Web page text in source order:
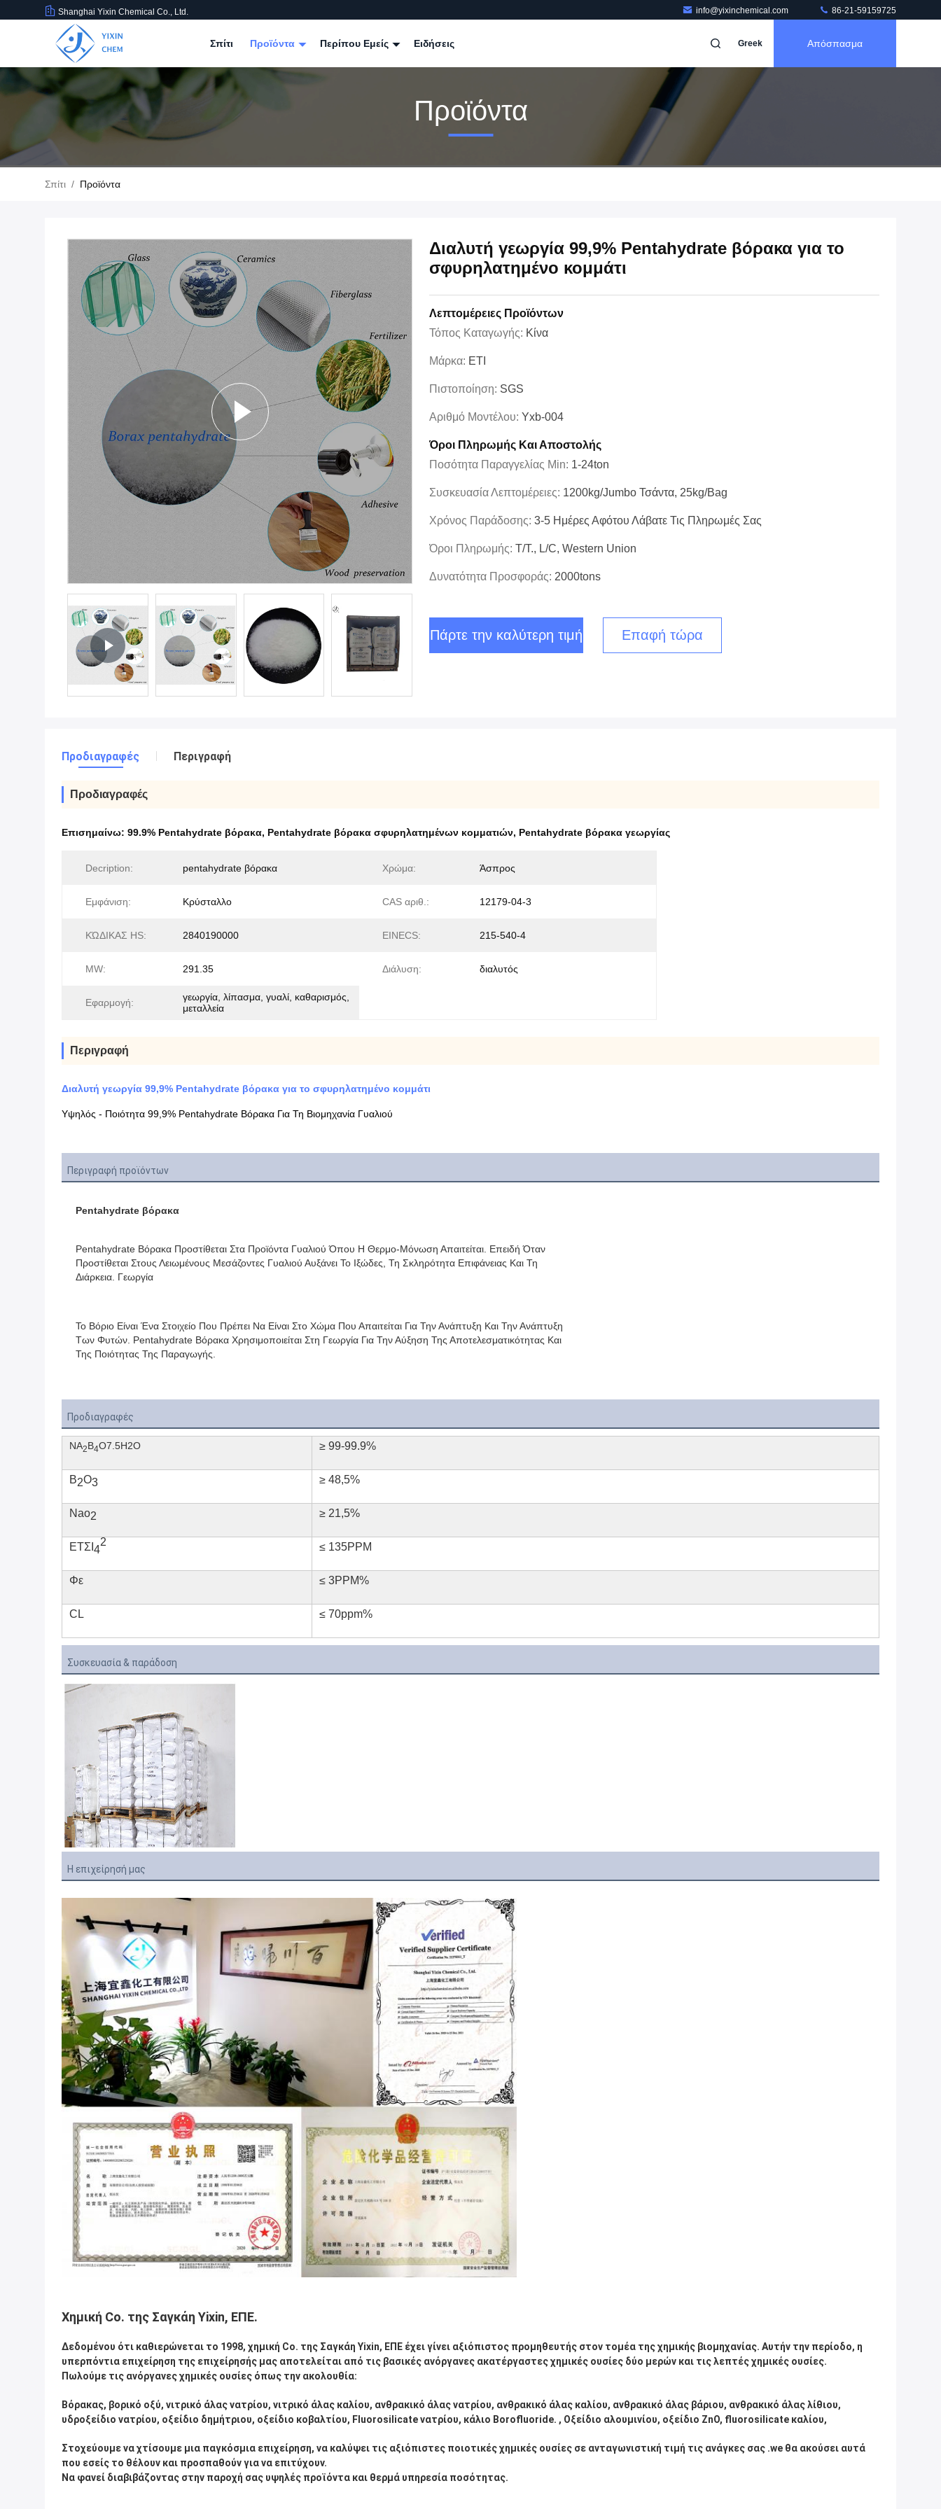
Shanghai Yixin Chemical Co., Ltd. info@yixinchemical.com 86-21-59159725
Σπίτι Προϊόντα Περίπου Εμείς Ειδήσεις Greek Απόσπασμα
Προϊόντα
Σπίτι / Προϊόντα
Διαλυτή γεωργία 99,9% Pentahydrate βόρακα για το
σφυρηλατημένο κομμάτι
Λεπτομέρειες Προϊόντων
Τόπος Καταγωγής: Κίνα
Μάρκα: ETI
Πιστοποίηση: SGS
Αριθμό Μοντέλου: Yxb-004
Όροι Πληρωμής Και Αποστολής
Ποσότητα Παραγγελίας Min: 1-24ton
Συσκευασία Λεπτομέρειες: 1200kg/jumbo Τσάντα, 25kg/bag
Χρόνος Παράδοσης: 3-5 Ημέρες Αφότου Λάβατε Τις Πληρωμές Σας
Όροι Πληρωμής: T/T., L/C, Western Union
Δυνατότητα Προσφοράς: 2000tons
Πάρτε την καλύτερη τιμή Επαφή τώρα
Προδιαγραφές Περιγραφή
Προδιαγραφές
Επισημαίνω: 99.9% Pentahydrate βόρακα, Pentahydrate βόρακα σφυρηλατημένων κομματιών, Pentahydrate βόρακα γεωργίας
Decription: pentahydrate βόρακα Χρώμα: Άσπρος
Εμφάνιση: Κρύσταλλο CAS αριθ.: 12179-04-3
ΚΏΔΙΚΑΣ HS: 2840190000 EINECS: 215-540-4
MW: 291.35 Διάλυση: διαλυτός
Εφαρμογή:
γεωργία, λίπασμα, γυαλί, καθαρισμός,
μεταλλεία
Περιγραφή
Διαλυτή γεωργία 99,9% Pentahydrate βόρακα για το σφυρηλατημένο κομμάτι
Υψηλός - Ποιότητα 99,9% Pentahydrate Βόρακα Για Τη Βιομηχανία Γυαλιού
Περιγραφή προϊόντων
Pentahydrate βόρακα
Pentahydrate Βόρακα Προστίθεται Στα Προϊόντα Γυαλιού Όπου Η Θερμο-Μόνωση Απαιτείται. Επειδή Όταν
Προστίθεται Στους Λειωμένους Μεσάζοντες Γυαλιού Αυξάνει Το Ιξώδες, Τη Σκληρότητα Επιφάνειας Και Τη
Διάρκεια. Γεωργία
Το Βόριο Είναι Ένα Στοιχείο Που Πρέπει Να Είναι Στο Χώμα Που Απαιτείται Για Την Ανάπτυξη Και Την Ανάπτυξη
Των Φυτών. Pentahydrate Βόρακα Χρησιμοποιείται Στη Γεωργία Για Την Αύξηση Της Αποτελεσματικότητας Και
Της Ποιότητας Της Παραγωγής.
Προδιαγραφές
NA2Β4O7.5H2O ≥ 99-99.9%
Β2Ο3 ≥ 48,5%
Nao2 ≥ 21,5%
ΕΤΣΙ 4
2 ≤ 135PPM
Φε ≤ 3PPM%
CL ≤ 70ppm%
Συσκευασία & παράδοση
συσκευασία
25kg/1200kg 20feet: 1200kg/24tons
Με Την Παλέτα
Η επιχείρησή μας
Χημική Co. της Σαγκάη Yixin, ΕΠΕ.
Δεδομένου ότι καθιερώνεται το 1998, χημική Co. της Σαγκάη Yixin, ΕΠΕ έχει γίνει αξιόπιστος προμηθευτής στον τομέα της χημικής βιομηχανίας. Αυτήν την περίοδο, η
υπερπόντια επιχείρηση της επιχείρησής μας αποτελείται από τις βασικές ανόργανες ακατέργαστες χημικές ουσίες δύο μερών και τις λεπτές χημικές ουσίες.
Πωλούμε τις ανόργανες χημικές ουσίες όπως την ακολουθία:
Βόρακας, βορικό οξύ, νιτρικό άλας νατρίου, νιτρικό άλας καλίου, ανθρακικό άλας νατρίου, ανθρακικό άλας καλίου, ανθρακικό άλας βάριου, ανθρακικό άλας λίθιου,
υδροξείδιο νατρίου, οξείδιο δημήτριου, οξείδιο κοβαλτίου, Fluorosilicate νατρίου, κάλιο Borofluoride. , Οξείδιο αλουμινίου, οξείδιο ZnO, fluorosilicate καλίου,
Στοχεύουμε να χτίσουμε μια παγκόσμια επιχείρηση, να καλύψει τις αξιόπιστες ποιοτικές χημικές ουσίες σε ανταγωνιστική τιμή τις ανάγκες σας .we θα ακούσει αυτά
που εσείς το θέλουν και προσπαθούν για να επιτύχουν.
Να φανεί διαβιβάζοντας στην παροχή σας υψηλές προϊόντα και θερμά υπηρεσία ποσότητας.